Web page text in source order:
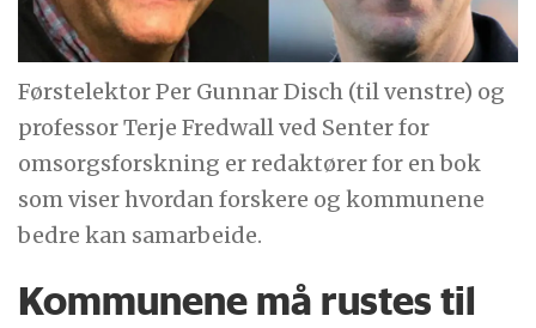
Førstelektor Per Gunnar Disch (til venstre) og
professor Terje Fredwall ved Senter for
omsorgsforskning er redaktører for en bok
som viser hvordan forskere og kommunene
bedre kan samarbeide.
Kommunene må rustes til